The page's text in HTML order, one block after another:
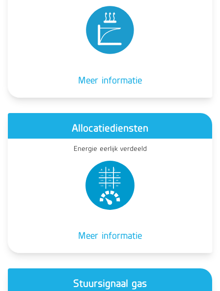
Meer informatie
Allocatiediensten
Energie eerlijk verdeeld
  A
  B       C
101
  0
01 010
10 1 1
101
  0
01 010
Meer informatie
Stuursignaal gas